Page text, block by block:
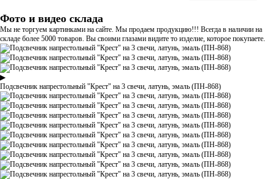
Фото и видео склада
Мы не торгуем картинками на сайте. Мы продаем продукцию!!! Всегда в наличии на
складе более 5000 товаров. Вы своими глазами видите то изделие, которое покупаете.
▶
Подсвечник напрестольный "Крест" на 3 свечи, латунь, эмаль (ПН-868)